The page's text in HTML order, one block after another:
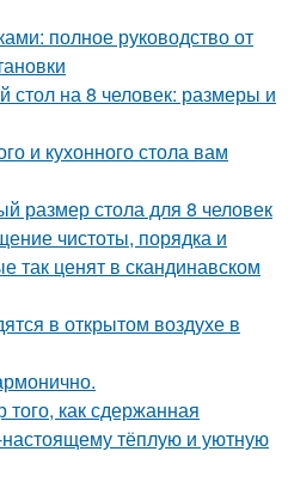
полное руководство от
стол на 8 человек: размеры и
и кухонного стола вам
размер стола для 8 человек
чистоты, порядка и
так ценят в скандинавском
в открытом воздухе в
как сдержанная
тёплую и уютную